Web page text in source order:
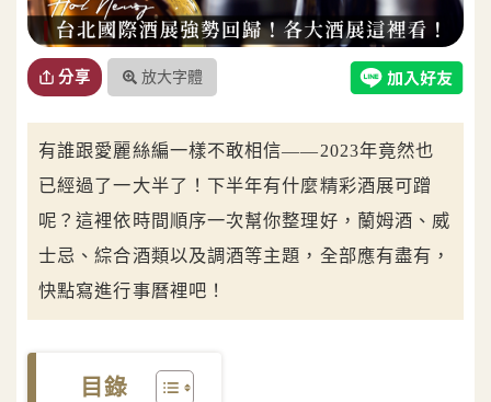
分享 放大字體
有誰跟愛麗絲編一樣不敢相信——2023年竟然也
已經過了一大半了！下半年有什麼精彩酒展可蹭
呢？這裡依時間順序一次幫你整理好，蘭姆酒、威
士忌、綜合酒類以及調酒等主題，全部應有盡有，
快點寫進行事曆裡吧！
目錄